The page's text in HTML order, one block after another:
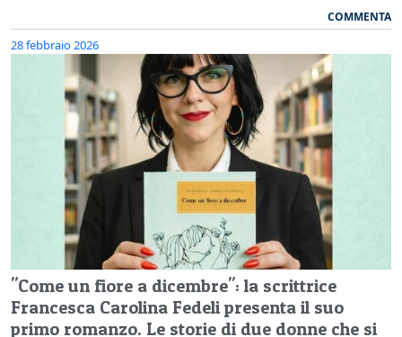
COMMENTA
28 febbraio 2026
"Come un fiore a dicembre": la scrittrice
Francesca Carolina Fedeli presenta il suo
primo romanzo. Le storie di due donne che si